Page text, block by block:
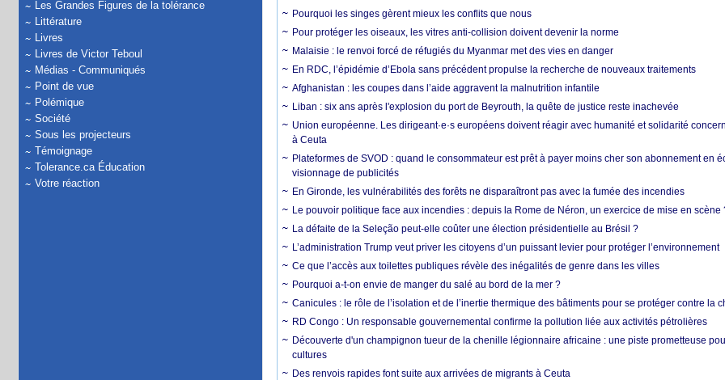
Les Grandes Figures de la tolérance
Littérature
Livres
Livres de Victor Teboul
Médias - Communiqués
Point de vue
Polémique
Société
Sous les projecteurs
Témoignage
Tolerance.ca Éducation
Votre réaction
Pourquoi les singes gèrent mieux les conflits que nous
Pour protéger les oiseaux, les vitres anti-collision doivent devenir la norme
Malaisie : le renvoi forcé de réfugiés du Myanmar met des vies en danger
En RDC, l’épidémie d’Ebola sans précédent propulse la recherche de nouveaux traitements
Afghanistan : les coupes dans l’aide aggravent la malnutrition infantile
Liban : six ans après l'explosion du port de Beyrouth, la quête de justice reste inachevée
Union européenne. Les dirigeant·e·s européens doivent réagir avec humanité et solidarité
à Ceuta
Plateformes de SVOD : quand le consommateur est prêt à payer moins cher son abonnement en
visionnage de publicités
En Gironde, les vulnérabilités des forêts ne disparaîtront pas avec la fumée des incendies
Le pouvoir politique face aux incendies : depuis la Rome de Néron, un exercice de mise en scène
La défaite de la Seleção peut-elle coûter une élection présidentielle au Brésil ?
L’administration Trump veut priver les citoyens d’un puissant levier pour protéger l’environnement
Ce que l’accès aux toilettes publiques révèle des inégalités de genre dans les villes
Pourquoi a-t-on envie de manger du salé au bord de la mer ?
Canicules : le rôle de l’isolation et de l’inertie thermique des bâtiments pour se protéger contre la
RD Congo : Un responsable gouvernemental confirme la pollution liée aux activités pétrolières
Découverte d'un champignon tueur de la chenille légionnaire africaine : une piste prometteuse
cultures
Des renvois rapides font suite aux arrivées de migrants à Ceuta